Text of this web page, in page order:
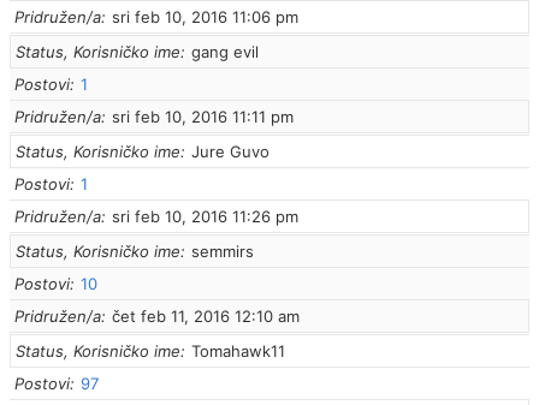
Pridružen/a sri feb 10, 2016 11:06 pm
Status, Korisničko ime
gang evil
Postovi 1
Pridružen/a sri feb 10, 2016 11:11 pm
Status, Korisničko ime
Jure Guvo
Postovi 1
Pridružen/a sri feb 10, 2016 11:26 pm
Status, Korisničko ime
semmirs
Postovi 10
Pridružen/a čet feb 11, 2016 12:10 am
Status, Korisničko ime
Tomahawk11
Postovi 97